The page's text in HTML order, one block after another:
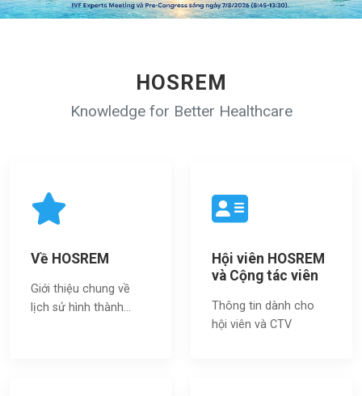
HOSREM
Knowledge for Better Healthcare
Về HOSREM
Giới thiệu chung về
lịch sử hình thành...
Hội viên HOSREM
và Cộng tác viên
Thông tin dành cho
hội viên và CTV